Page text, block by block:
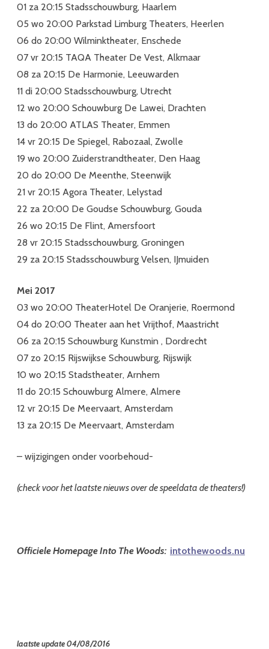
01 za 20:15 Stadsschouwburg, Haarlem
05 wo 20:00 Parkstad Limburg Theaters, Heerlen
06 do 20:00 Wilminktheater, Enschede
07 vr 20:15 TAQA Theater De Vest, Alkmaar
08 za 20:15 De Harmonie, Leeuwarden
11 di 20:00 Stadsschouwburg, Utrecht
12 wo 20:00 Schouwburg De Lawei, Drachten
13 do 20:00 ATLAS Theater, Emmen
14 vr 20:15 De Spiegel, Rabozaal, Zwolle
19 wo 20:00 Zuiderstrandtheater, Den Haag
20 do 20:00 De Meenthe, Steenwijk
21 vr 20:15 Agora Theater, Lelystad
22 za 20:00 De Goudse Schouwburg, Gouda
26 wo 20:15 De Flint, Amersfoort
28 vr 20:15 Stadsschouwburg, Groningen
29 za 20:15 Stadsschouwburg Velsen, IJmuiden
Mei 2017
03 wo 20:00 TheaterHotel De Oranjerie, Roermond
04 do 20:00 Theater aan het Vrijthof, Maastricht
06 za 20:15 Schouwburg Kunstmin , Dordrecht
07 zo 20:15 Rijswijkse Schouwburg, Rijswijk
10 wo 20:15 Stadstheater, Arnhem
11 do 20:15 Schouwburg Almere, Almere
12 vr 20:15 De Meervaart, Amsterdam
13 za 20:15 De Meervaart, Amsterdam
– wijzigingen onder voorbehoud-
(check voor het laatste nieuws over de speeldata de theaters!)
Officiele Homepage Into The Woods: intothewoods.nu
laatste update 04/08/2016